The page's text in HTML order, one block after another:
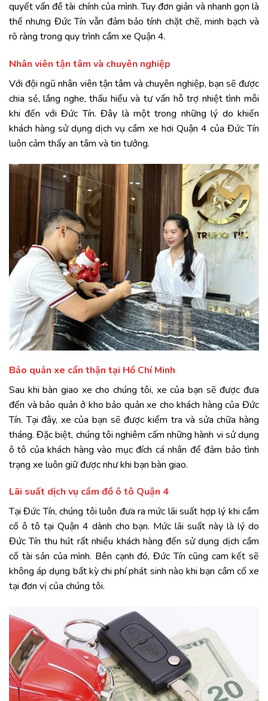
quyết vấn đề tài chính của mình. Tuy đơn giản và nhanh gọn là
thế nhưng Đức Tín vẫn đảm bảo tính chặt chẽ, minh bạch và
rõ ràng trong quy trình cầm xe Quận 4.
Nhân viên tận tâm và chuyên nghiệp
Với đội ngũ nhân viên tận tâm và chuyên nghiệp, bạn sẽ được
chia sẻ, lắng nghe, thấu hiểu và tư vấn hỗ trợ nhiệt tình mỗi
khi đến với Đức Tín. Đây là một trong những lý do khiến
khách hàng sử dụng dịch vụ cầm xe hơi Quận 4 của Đức Tín
luôn cảm thấy an tâm và tin tưởng.
Bảo quản xe cẩn thận tại Hồ Chí Minh
Sau khi bàn giao xe cho chúng tôi, xe của bạn sẽ được đưa
đến và bảo quản ở kho bảo quản xe cho khách hàng của Đức
Tín. Tại đây, xe của bạn sẽ được kiểm tra và sửa chữa hàng
tháng. Đặc biệt, chúng tôi nghiêm cấm những hành vi sử dụng
ô tô của khách hàng vào mục đích cá nhân để đảm bảo tình
trạng xe luôn giữ được như khi bạn bàn giao.
Lãi suất dịch vụ cầm đồ ô tô Quận 4
Tại Đức Tín, chúng tôi luôn đưa ra mức lãi suất hợp lý khi cầm
cố ô tô tại Quận 4 dành cho bạn. Mức lãi suất này là lý do
Đức Tín thu hút rất nhiều khách hàng đến sử dụng dịch cầm
cố tài sản của mình. Bên cạnh đó, Đức Tín cũng cam kết sẽ
không áp dụng bất kỳ chi phí phát sinh nào khi bạn cầm cố xe
tại đơn vị của chúng tôi.